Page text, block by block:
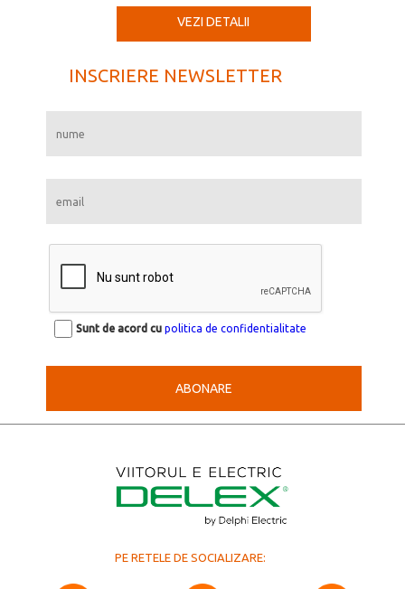
VEZI DETALII
INSCRIERE NEWSLETTER
ABONARE
Sunt de acord cu politica de confidentialitate
PE RETELE DE SOCIALIZARE: